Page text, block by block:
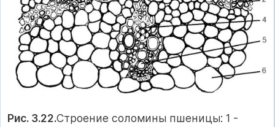
Рис. 3.22.Строение соломины пшеницы: 1 -